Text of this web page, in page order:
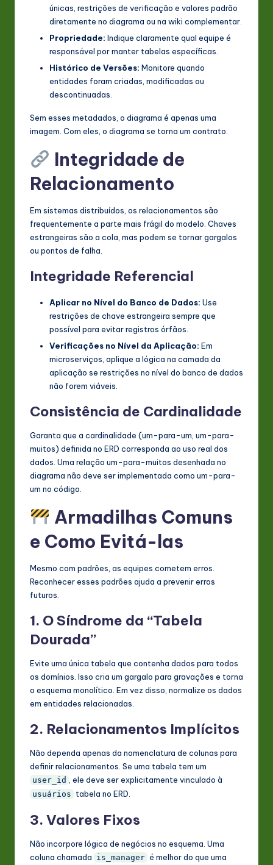
únicas, restrições de verificação e valores padrão
diretamente no diagrama ou na wiki complementar.
Propriedade: Indique claramente qual equipe é
responsável por manter tabelas específicas.
Histórico de Versões: Monitore quando
entidades foram criadas, modificadas ou
descontinuadas.
Sem esses metadados, o diagrama é apenas uma
imagem. Com eles, o diagrama se torna um contrato.
Integridade de
Relacionamento
Em sistemas distribuídos, os relacionamentos são
frequentemente a parte mais frágil do modelo. Chaves
estrangeiras são a cola, mas podem se tornar gargalos
ou pontos de falha.
Integridade Referencial
Aplicar no Nível do Banco de Dados: Use
restrições de chave estrangeira sempre que
possível para evitar registros órfãos.
Verificações no Nível da Aplicação: Em
microserviços, aplique a lógica na camada da
aplicação se restrições no nível do banco de dados
não forem viáveis.
Consistência de Cardinalidade
Garanta que a cardinalidade (um-para-um, um-para-
muitos) definida no ERD corresponda ao uso real dos
dados. Uma relação um-para-muitos desenhada no
diagrama não deve ser implementada como um-para-
um no código.
Armadilhas Comuns
e Como Evitá-las
Mesmo com padrões, as equipes cometem erros.
Reconhecer esses padrões ajuda a prevenir erros
futuros.
1. O Síndrome da “Tabela
Dourada”
Evite uma única tabela que contenha dados para todos
os domínios. Isso cria um gargalo para gravações e torna
o esquema monolítico. Em vez disso, normalize os dados
em entidades relacionadas.
2. Relacionamentos Implícitos
Não dependa apenas da nomenclatura de colunas para
definir relacionamentos. Se uma tabela tem um
user_id , ele deve ser explicitamente vinculado à
usuários tabela no ERD.
3. Valores Fixos
Não incorpore lógica de negócios no esquema. Uma
coluna chamada is_manager é melhor do que uma